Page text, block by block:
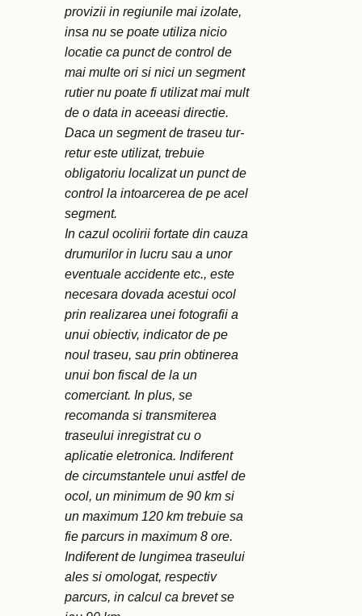
provizii in regiunile mai izolate,
insa nu se poate utiliza nicio
locatie ca punct de control de
mai multe ori si nici un segment
rutier nu poate fi utilizat mai mult
de o data in aceeasi directie.
Daca un segment de traseu tur-
retur este utilizat, trebuie
obligatoriu localizat un punct de
control la intoarcerea de pe acel
segment.
In cazul ocolirii fortate din cauza
drumurilor in lucru sau a unor
eventuale accidente etc., este
necesara dovada acestui ocol
prin realizarea unei fotografii a
unui obiectiv, indicator de pe
noul traseu, sau prin obtinerea
unui bon fiscal de la un
comerciant. In plus, se
recomanda si transmiterea
traseului inregistrat cu o
aplicatie eletronica. Indiferent
de circumstantele unui astfel de
ocol, un minimum de 90 km si
un maximum 120 km trebuie sa
fie parcurs in maximum 8 ore.
Indiferent de lungimea traseului
ales si omologat, respectiv
parcurs, in calcul ca brevet se